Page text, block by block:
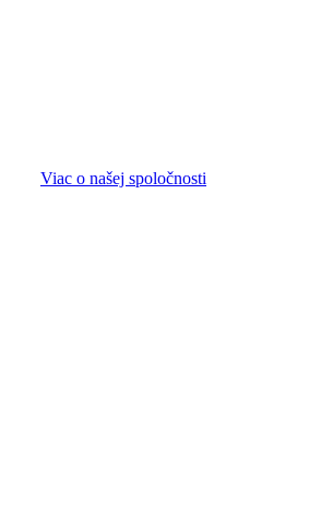
Viac o našej spoločnosti